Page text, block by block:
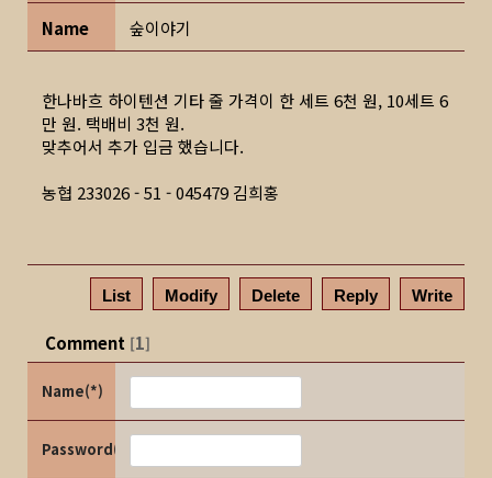
Name 숲이야기
한나바흐 하이텐션 기타 줄 가격이 한 세트 6천 원, 10세트 6
만 원. 택배비 3천 원.
맞추어서 추가 입금 했습니다.
농협 233026 - 51 - 045479 김희홍
List Modify Delete Reply Write
Comment [1]
Name(*)
Password(*)